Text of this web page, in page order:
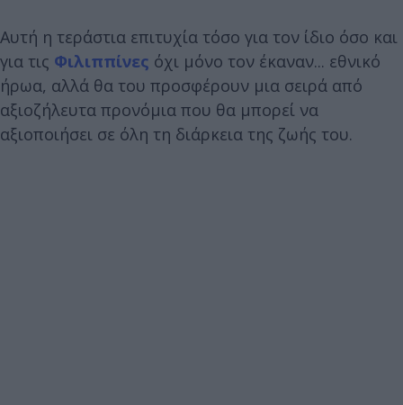
Αυτή η τεράστια επιτυχία τόσο για τον ίδιο όσο και
για τις Φιλιππίνες όχι μόνο τον έκαναν... εθνικό
ήρωα, αλλά θα του προσφέρουν μια σειρά από
αξιοζήλευτα προνόμια που θα μπορεί να
αξιοποιήσει σε όλη τη διάρκεια της ζωής του.